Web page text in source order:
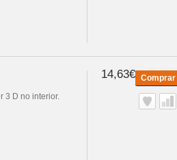
14,63€ Comprar
3 D no interior.